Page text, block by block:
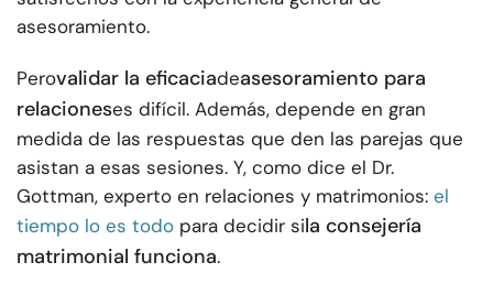
asesoramiento.
Perovalidar la eficaciadeasesoramiento para
relacioneses difícil. Además, depende en gran
medida de las respuestas que den las parejas que
asistan a esas sesiones. Y, como dice el Dr.
Gottman, experto en relaciones y matrimonios: el
tiempo lo es todo para decidir sila consejería
matrimonial funciona.